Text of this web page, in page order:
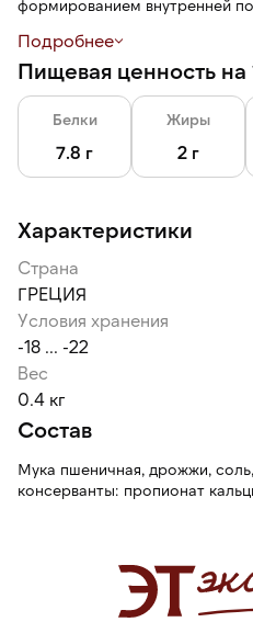
формированием внутренней
лепешку начинкой, сохраняя
мягкую текстуру, сладковатый
свежеиспеченного хлеба.
Пита подходит для
Подробнее
Пищевая ценность на
Белки
7.8 г
Жиры
2 г
Характеристики
Страна
ГРЕЦИЯ
Условия хранения
-18 ... -22
Вес
0.4 кг
Состав
Мука пшеничная, дрожжи,
консерванты: пропионат